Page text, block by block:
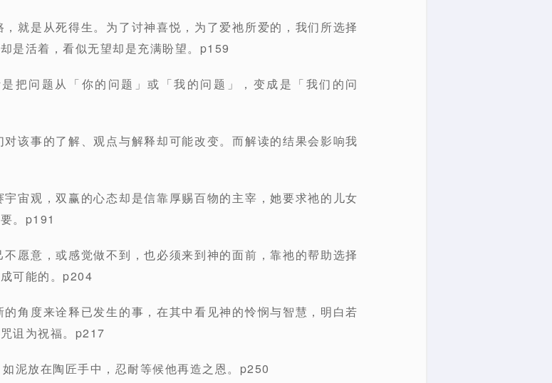
就是从死得生。为了讨神喜悦，为了爱祂所爱的，我们所选择
是活着，看似无望却是充满盼望。p159
把问题从「你的问题」或「我的问题」，变成是「我们的问
该事的了解、观点与解释却可能改变。而解读的结果会影响我
宙观，双赢的心态却是信靠厚赐百物的主宰，她要求祂的儿女
。p191
愿意，或感觉做不到，也必须来到神的面前，靠祂的帮助选择
可能的。p204
角度来诠释已发生的事，在其中看见神的怜悯与智慧，明白若
诅为祝福。p217
泥放在陶匠手中，忍耐等候他再造之恩。p250